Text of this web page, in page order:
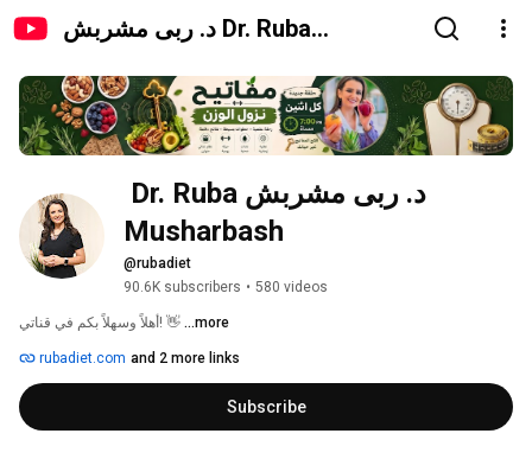
د. ربى مشربش Dr. Ruba
Musharbash
@rubadiet
90.6K subscribers • 580 videos
أهلاً وسهلاً بكم في قناتي! 👋 ...more
rubadiet.com and 2 more links
Subscribe